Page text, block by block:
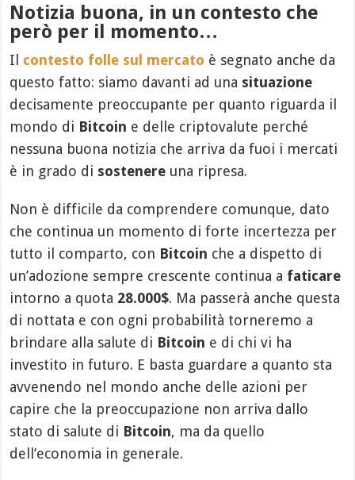
Notizia buona, in un contesto che
però per il momento…
Il contesto folle sul mercato è segnato anche da
questo fatto: siamo davanti ad una situazione
decisamente preoccupante per quanto riguarda il
mondo di Bitcoin e delle criptovalute perché
nessuna buona notizia che arriva da fuoi i mercati
è in grado di sostenere una ripresa.
Non è difficile da comprendere comunque, dato
che continua un momento di forte incertezza per
tutto il comparto, con Bitcoin che a dispetto di
un’adozione sempre crescente continua a faticare
intorno a quota 28.000$. Ma passerà anche questa
di nottata e con ogni probabilità torneremo a
brindare alla salute di Bitcoin e di chi vi ha
investito in futuro. E basta guardare a quanto sta
avvenendo nel mondo anche delle azioni per
capire che la preoccupazione non arriva dallo
stato di salute di Bitcoin, ma da quello
dell’economia in generale.